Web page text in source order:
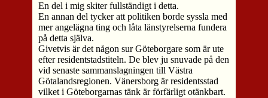
En del i mig skiter fullständigt i detta.
En annan del tycker att politiken borde syssla med
mer angelägna ting och låta länstyrelserna fundera
på detta själva.
Givetvis är det någon sur Göteborgare som är ute
efter residentstadstiteln. De blev ju snuvade på den
vid senaste sammanslagningen till Västra
Götalandsregionen. Vänersborg är residentsstad
vilket i Göteborgarnas tänk är förfärligt otänkbart.